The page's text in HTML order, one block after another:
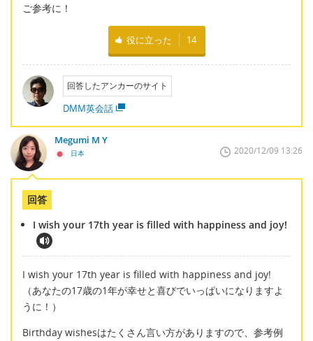
ご参考に！
役に立った 14
回答したアンカーのサイト
DMM英会話
Megumi M Y
日本 2020/12/09 13:26
回答
I wish your 17th year is filled with happiness and joy!
I wish your 17th year is filled with happiness and joy!
（あなたの17歳の1年が幸せと喜びでいっぱいになりますよ
うに！）
Birthday wishesはたくさん言い方がありますので、参考例